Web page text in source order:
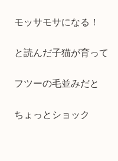
モッサモサになる！
と読んだ子猫が育って
フツーの毛並みだと
ちょっとショック